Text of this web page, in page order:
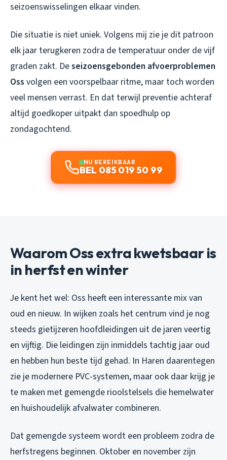
seizoenswisselingen elkaar vinden.
Die situatie is niet uniek. Volgens mij zie je dit patroon
elk jaar terugkeren zodra de temperatuur onder de vijf
graden zakt. Deseizoensgebonden afvoerproblemen
Oss volgen een voorspelbaar ritme, maar toch worden
veel mensen verrast. En dat terwijl preventie achteraf
altijd goedkoper uitpakt dan spoedhulp op
zondagochtend.
NU BEREIKBAAR
BEL 085 019 50 99
Waarom Oss extra kwetsbaar is
in herfst en winter
Je kent het wel: Oss heeft een interessante mix van
oud en nieuw. In wijken zoals het centrum vind je nog
steeds gietijzeren hoofdleidingen uit de jaren veertig
en vijftig. Die leidingen zijn inmiddels tachtig jaar oud
en hebben hun beste tijd gehad. In Haren daarentegen
zie je modernere PVC-systemen, maar ook daar krijg je
te maken met gemengde rioolstelsels die hemelwater
en huishoudelijk afvalwater combineren.
Dat gemengde systeem wordt een probleem zodra de
herfstregens beginnen. Oktober en november zijn